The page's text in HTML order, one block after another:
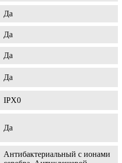
Да
Да
Да
Да
IPX0
Да
Антибактериальный с ионами